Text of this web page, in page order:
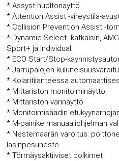
* Assyst-huoltonäyttö
* Attention Assist -vireystila-
* Collision Prevention Assist -
* Dynamic Select -katkaisin,
Sport+ ja Individual
* ECO Start/Stop-
* Jarrupalojen
* Kolaritilanteessa
* Mittariston monitoiminäyttö
* Mittariston värinäyttö
* Monitoimisäädin
* M-painike manuaaliohjelman
* Nestemäärän varoitus:
lasinpesuneste
* Törmäysaktiiviset polkimet